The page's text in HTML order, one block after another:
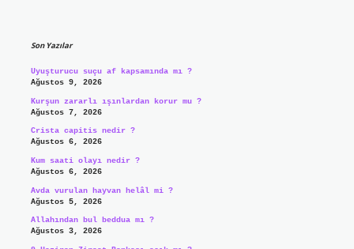
Son Yazılar
Uyuşturucu suçu af kapsamında mı ?
Ağustos 9, 2026
Kurşun zararlı ışınlardan korur mu ?
Ağustos 7, 2026
Crista capitis nedir ?
Ağustos 6, 2026
Kum saati olayı nedir ?
Ağustos 6, 2026
Avda vurulan hayvan helâl mi ?
Ağustos 5, 2026
Allahından bul beddua mı ?
Ağustos 3, 2026